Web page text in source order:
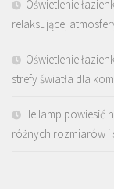
Oświetlenie
relaksującej
Oświetlenie
strefy światła dla
Ile lamp powiesić
różnych rozmiarów i